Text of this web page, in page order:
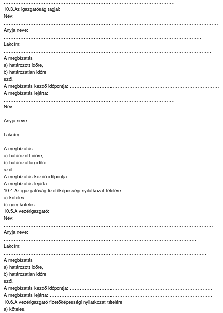
………………………………………………………………………………………….
10.3.Az igazgatóság tagjai:
Név:
…………………………………………………………………………………………………………………
Anyja neve:
………………………………………………………………………………………………………..
Lakcím:
……………………………………………………………………………………………………………..
A megbízatás
a) határozott időre,
b) határozatlan időre
szól.
A megbízatás kezdő időpontja: ………………………………………………………………………………
A megbízatás lejárta:
………………………………………………………………………………………….
Név:
………………………………………………………………………………………………………………
Anyja neve:
………………………………………………………………………………………………………..
Lakcím:
…………………………………………………………………………………………………………….
A megbízatás
a) határozott időre,
b) határozatlan időre
szól.
A megbízatás kezdő időpontja: ……………………………………………………………………………..
A megbízatás lejárta: ………………………………………………………………………………………..
10.4.Az igazgatóság fizetőképességi nyilatkozat tételére
a) köteles.
b) nem köteles.
10.5.A vezérigazgató:
Név:
………………………………………………………………………………………………………………
Anyja neve:
……………………………………………………………………………………………………..
Lakcím:
…………………………………………………………………………………………………………..
A megbízatás
a) határozott időre,
b) határozatlan időre
szól.
A megbízatás kezdő időpontja: …………………………………………………………………………..
A megbízatás lejárta: ……………………………………………………………………………………..
10.6.A vezérigazgató fizetőképességi nyilatkozat tételére
a) köteles.